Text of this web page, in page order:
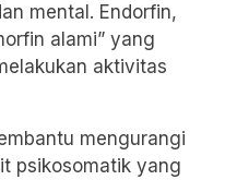
mental. Endorfin,
alami” yang
aktivitas
mengurangi
psikosomatik yang